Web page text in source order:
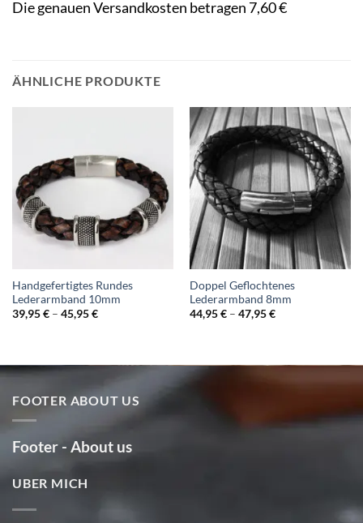
Die genauen Versandkosten betragen 7,60 €
ÄHNLICHE PRODUKTE
Handgefertigtes Rundes
Lederarmband 10mm
39,95€– 45,95€
Doppel Geflochtenes
Lederarmband 8mm
44,95€– 47,95€
FOOTER ABOUT US
Footer - About us
UBER MICH